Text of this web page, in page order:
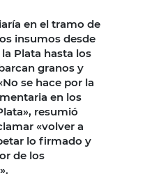
en el tramo de
insumos desde
Plata hasta los
granos y
se hace por la
en los
resumió
«volver a
lo firmado y
de los